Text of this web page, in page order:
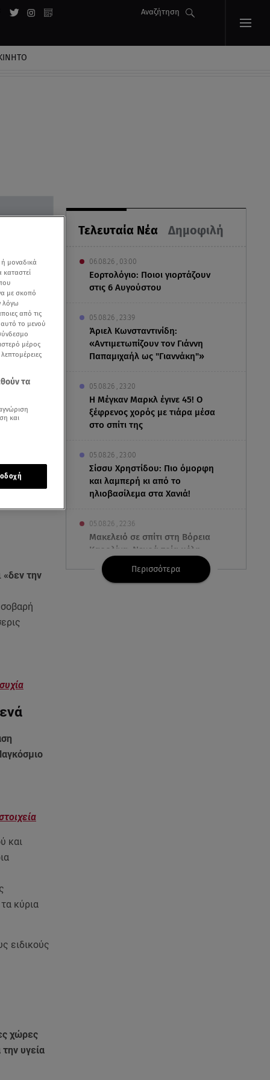
Αναζήτηση
Τελευταία Νέα Δημοφιλή
06.08.26 , 03:00
Εορτολόγιο: Ποιοι γιορτάζουν
στις 6 Αυγούστου
05.08.26 , 23:39
Άριελ Κωνσταντινίδη:
«Αντιμετωπίζουν τον Γιάννη
Παπαμιχαήλ ως "Γιαννάκη"»
05.08.26 , 23:20
Η Μέγκαν Μαρκλ έγινε 45! Ο
ξέφρενος χορός με τιάρα μέσα
στο σπίτι της
05.08.26 , 23:00
Σίσσυ Χρηστίδου: Πιο όμορφη
και λαμπερή κι από το
ηλιοβασίλεμα στα Χανιά!
05.08.26 , 22:36
Μακελειό σε σπίτι στη Βόρεια
Καρολίνα: Νεκρά τρία μέλη
οικογένειας
Περισσότερα
μεταξύ
«δεν την
και
κύρια
ειδικούς
χώρες
υγεία
μοναδικά
με σκοπό
λόγω
από τις
αυτό το μενού
μέρος
τα
και